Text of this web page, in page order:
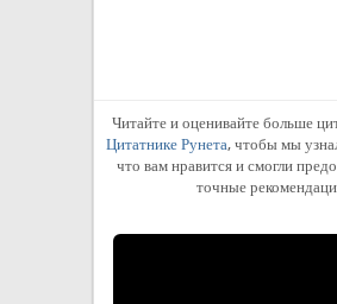
Читайте и оценивайте больше
Цитатнике Рунета, чтобы мы
что вам нравится и смогли
точные